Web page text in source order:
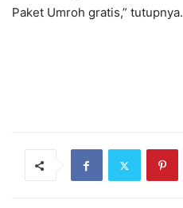
Paket Umroh gratis,” tutupnya.